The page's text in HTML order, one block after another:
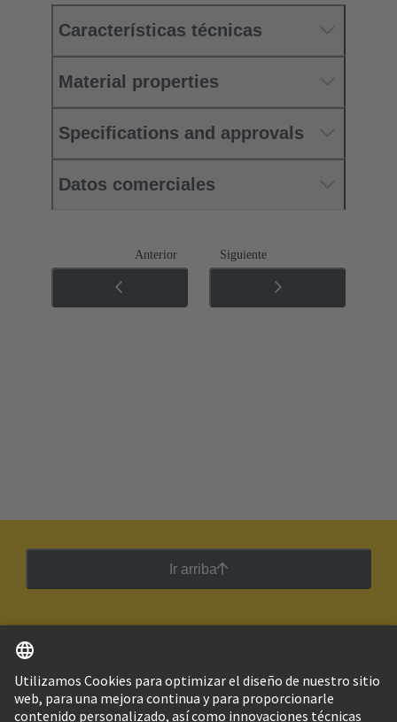
Características técnicas
Material properties
Specifications and approvals
Datos comerciales
Anterior Siguiente
Ir arriba
Argentina Español